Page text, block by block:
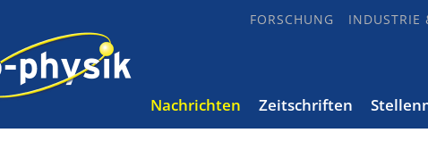
FORSCHUNG INDUSTRIE
Nachrichten Zeitschriften